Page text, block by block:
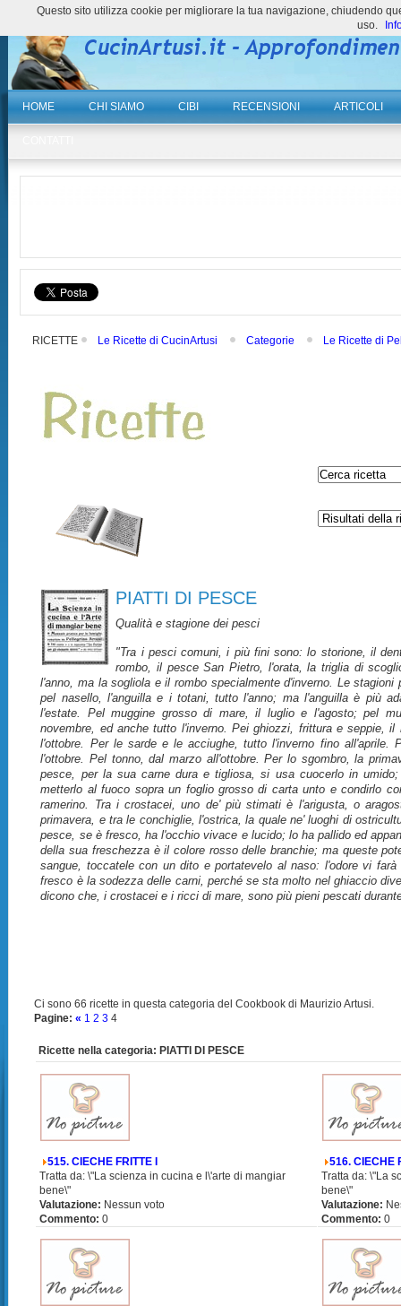
HOME CHI SIAMO CIBI RECENSIONI ARTICOLI
RICETTE Le Ricette di CucinArtusi Categorie Le Ricette di
PIATTI DI PESCE
Qualità e stagione dei pesci
"Tra i pesci comuni, i più fini sono: lo storione, il
rombo, il pesce San Pietro, l'orata, la triglia di
l'anno, ma la sogliola e il rombo specialmente d'inverno. Le
pel nasello, l'anguilla e i totani, tutto l'anno; ma l'anguilla è più
l'estate. Pel muggine grosso di mare, il luglio e l'agosto; pel
novembre, ed anche tutto l'inverno. Pei ghiozzi, frittura e seppie,
l'ottobre. Per le sarde e le acciughe, tutto l'inverno fino all'aprile.
l'ottobre. Pel tonno, dal marzo all'ottobre. Per lo sgombro, la
pesce, per la sua carne dura e tigliosa, si usa cuocerlo in
metterlo al fuoco sopra un foglio grosso di carta unto e condirlo
ramerino. Tra i crostacei, uno de' più stimati è l'arigusta, o
primavera, e tra le conchiglie, l'ostrica, la quale ne' luoghi di
pesce, se è fresco, ha l'occhio vivace e lucido; lo ha pallido ed
della sua freschezza è il colore rosso delle branchie; ma queste
sangue, toccatele con un dito e portatevelo al naso: l'odore vi
fresco è la sodezza delle carni, perché se sta molto nel ghiaccio
dicono che, i crostacei e i ricci di mare, sono più pieni pescati
Ci sono 66 ricette in questa categoria del Cookbook di Maurizio Artusi.
Pagine:« 1 2 3 4
Ricette nella categoria: PIATTI DI PESCE
515. CIECHE FRITTE I
Tratta da: \"La scienza in cucina e l\'arte di mangiar
bene\"
Valutazione: Nessun voto
Commento: 0
516. CIECHE
Tratta da: \"La
bene\"
Valutazione:
Commento: 0
Questo sito utilizza cookie per migliorare la tua navigazione, chiudendo
uso.